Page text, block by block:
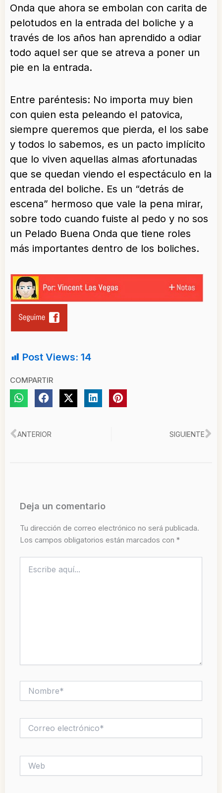
Onda que ahora se embolan con carita de
pelotudos en la entrada del boliche y a
través de los años han aprendido a odiar
todo aquel ser que se atreva a poner un
pie en la entrada.
Entre paréntesis: No importa muy bien
con quien esta peleando el patovica,
siempre queremos que pierda, el los sabe
y todos lo sabemos, es un pacto implícito
que lo viven aquellas almas afortunadas
que se quedan viendo el espectáculo en la
entrada del boliche. Es un “detrás de
escena” hermoso que vale la pena mirar,
sobre todo cuando fuiste al pedo y no sos
un Pelado Buena Onda que tiene roles
más importantes dentro de los boliches.
Post Views: 14
COMPARTIR
Ant
ANTERIOR SIGUIENTE
Deja un comentario
Tu dirección de correo electrónico no será publicada.
Los campos obligatorios están marcados con *
aquí...
electrónico*